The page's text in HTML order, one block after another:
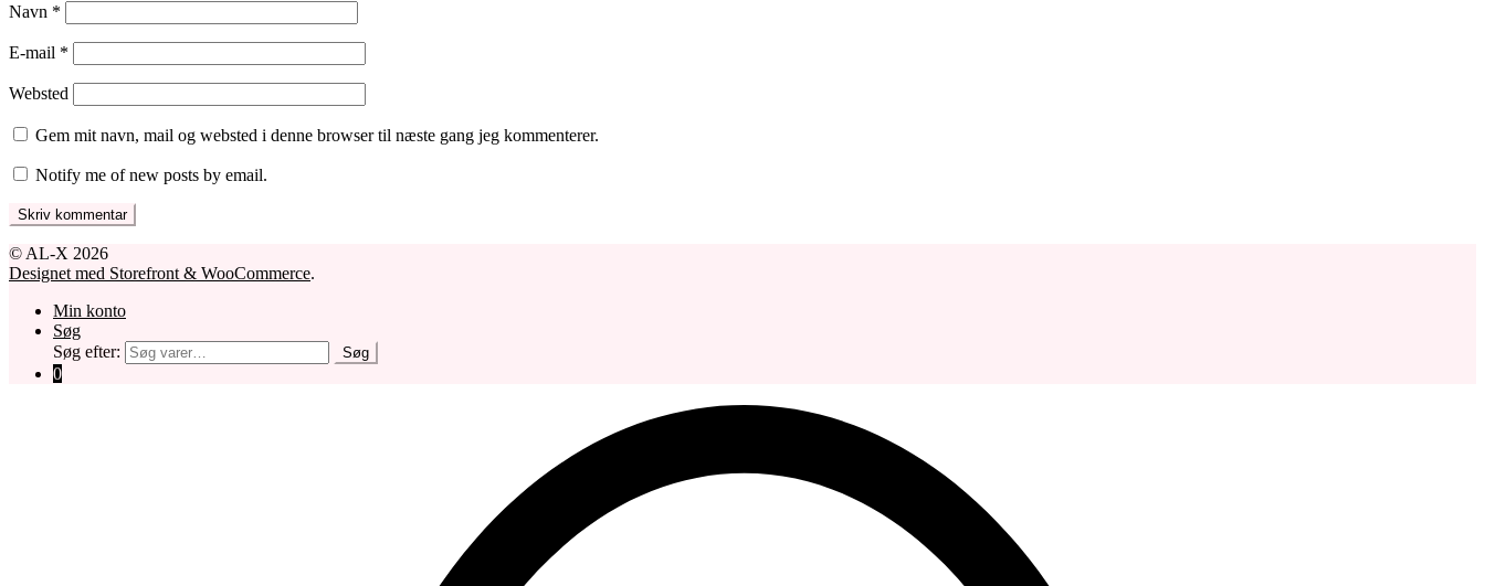
Navn *
E-mail *
Websted
Gem mit navn, mail og websted i denne browser til næste gang jeg kommenterer.
Notify me of new posts by email.
© AL-X 2026
Designet med Storefront & WooCommerce.
Min konto
Søg
Søg efter:
Søg
0